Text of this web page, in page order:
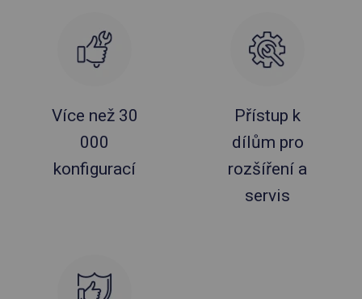
Více než 30
000
konfigurací
Přístup k
dílům pro
rozšíření a
servis